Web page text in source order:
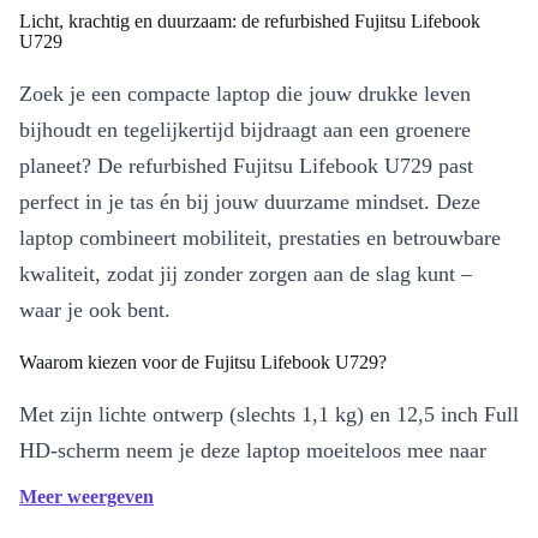
Licht, krachtig en duurzaam: de refurbished Fujitsu Lifebook
U729
Zoek je een compacte laptop die jouw drukke leven
bijhoudt en tegelijkertijd bijdraagt aan een groenere
planeet? De refurbished Fujitsu Lifebook U729 past
perfect in je tas én bij jouw duurzame mindset. Deze
laptop combineert mobiliteit, prestaties en betrouwbare
kwaliteit, zodat jij zonder zorgen aan de slag kunt –
waar je ook bent.
Waarom kiezen voor de Fujitsu Lifebook U729?
Met zijn lichte ontwerp (slechts 1,1 kg) en 12,5 inch Full
HD-scherm neem je deze laptop moeiteloos mee naar
college, kantoor of je favoriete werkplek. De krachtige
Meer weergeven